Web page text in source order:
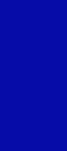
示されます